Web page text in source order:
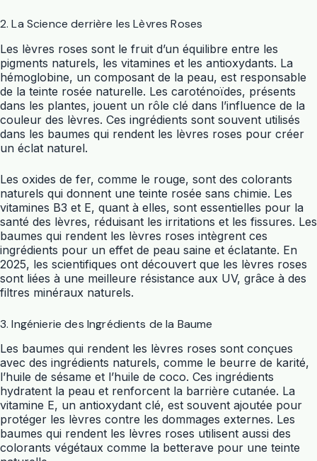
2. La Science derrière les Lèvres Roses
Les lèvres roses sont le fruit d’un équilibre entre les
pigments naturels, les vitamines et les antioxydants. La
hémoglobine, un composant de la peau, est responsable
de la teinte rosée naturelle. Les caroténoïdes, présents
dans les plantes, jouent un rôle clé dans l’influence de la
couleur des lèvres. Ces ingrédients sont souvent utilisés
dans les baumes qui rendent les lèvres roses pour créer
un éclat naturel.
Les oxides de fer, comme le rouge, sont des colorants
naturels qui donnent une teinte rosée sans chimie. Les
vitamines B3 et E, quant à elles, sont essentielles pour la
santé des lèvres, réduisant les irritations et les fissures. Les
baumes qui rendent les lèvres roses intègrent ces
ingrédients pour un effet de peau saine et éclatante. En
2025, les scientifiques ont découvert que les lèvres roses
sont liées à une meilleure résistance aux UV, grâce à des
filtres minéraux naturels.
3. Ingénierie des Ingrédients de la Baume
Les baumes qui rendent les lèvres roses sont conçues
avec des ingrédients naturels, comme le beurre de karité,
l’huile de sésame et l’huile de coco. Ces ingrédients
hydratent la peau et renforcent la barrière cutanée. La
vitamine E, un antioxydant clé, est souvent ajoutée pour
protéger les lèvres contre les dommages externes. Les
baumes qui rendent les lèvres roses utilisent aussi des
colorants végétaux comme la betterave pour une teinte